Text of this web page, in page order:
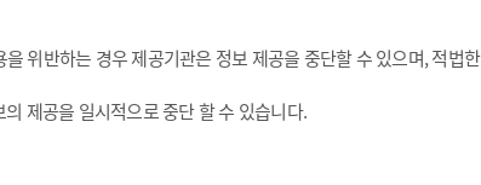
위반하는 경우 제공기관은 정보 제공을 중단할 수 있으며, 적법
제공을 일시적으로 중단 할 수 있습니다.